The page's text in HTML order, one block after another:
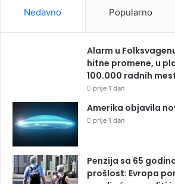
Nedavno Popularno
Alarm u
hitne promene, u
100.000 radnih
prije 1 dan
Amerika objavila
prije 1 dan
Penzija sa 65
prošlost: Evropa